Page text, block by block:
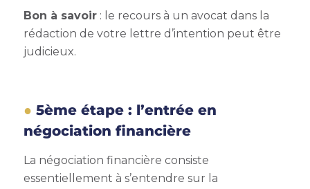
Bon à savoir: le recours à un avocat dans la
rédaction de votre lettre d’intention peut être
judicieux.
5ème étape : l’entrée en
négociation financière
La négociation financière consiste
essentiellement à s’entendre sur la